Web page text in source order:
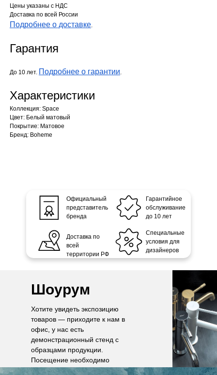
Цены указаны с НДС
Доставка по всей России
Подробнее о доставке.
Гарантия
До 10 лет. Подробнее о гарантии.
Характеристики
Коллекция: Space
Цвет: Белый матовый
Покрытие: Матовое
Бренд: Boheme
Официальный
представитель
бренда
Доставка по
всей
территории РФ
Гарантийное
обслуживание
до 10 лет
Специальные
условия для
дизайнеров
Шоурум
Хотите увидеть экспозицию
товаров — приходите к нам в
офис, у нас есть
демонстрационный стенд с
образцами продукции.
Посещение необходимо
согласовать по телефону.